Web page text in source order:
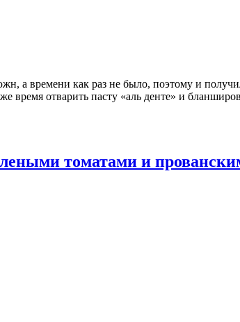
а времени как раз не было, поэтому и
время отварить пасту «аль денте» и
томатами и